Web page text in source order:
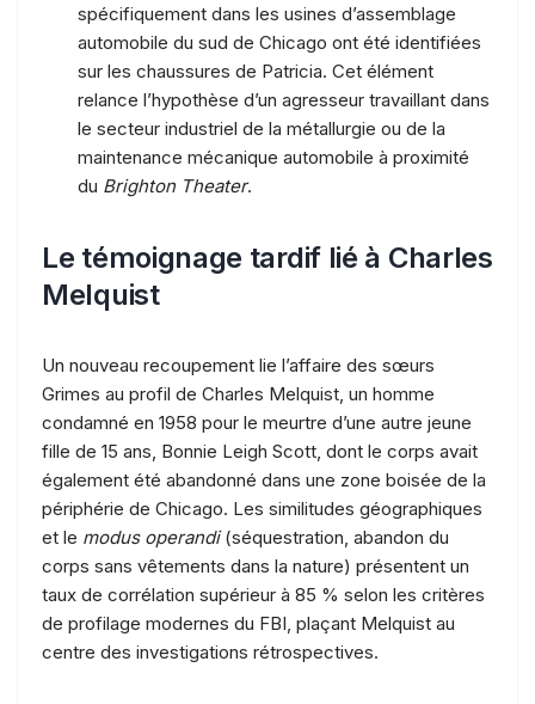
spécifiquement dans les usines d’assemblage
automobile du sud de Chicago ont été identifiées
sur les chaussures de Patricia. Cet élément
relance l’hypothèse d’un agresseur travaillant dans
le secteur industriel de la métallurgie ou de la
maintenance mécanique automobile à proximité
du Brighton Theater.
Le témoignage tardif lié à Charles
Melquist
Un nouveau recoupement lie l’affaire des sœurs
Grimes au profil de Charles Melquist, un homme
condamné en 1958 pour le meurtre d’une autre jeune
fille de 15 ans, Bonnie Leigh Scott, dont le corps avait
également été abandonné dans une zone boisée de la
périphérie de Chicago. Les similitudes géographiques
et le modus operandi(séquestration, abandon du
corps sans vêtements dans la nature) présentent un
taux de corrélation supérieur à 85 % selon les critères
de profilage modernes du FBI, plaçant Melquist au
centre des investigations rétrospectives.